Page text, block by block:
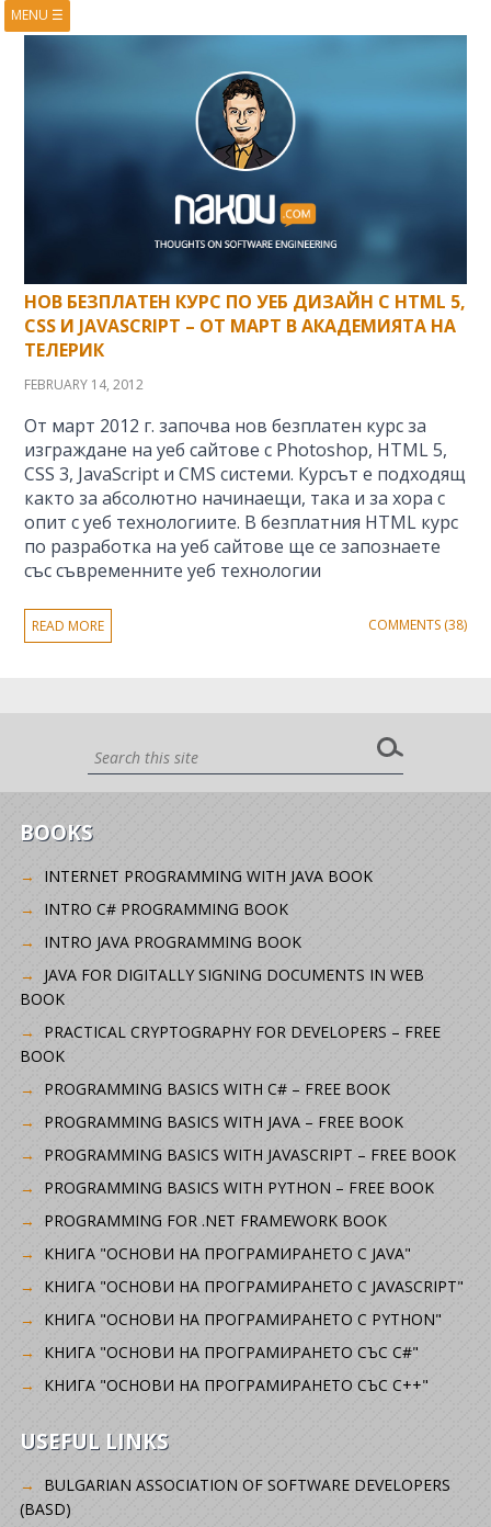
MENU ☰
НОВ БЕЗПЛАТЕН КУРС ПО УЕБ ДИЗАЙН С HTML 5,
CSS И JAVASCRIPT – ОТ МАРТ В АКАДЕМИЯТА НА
ТЕЛЕРИК
FEBRUARY 14, 2012
От март 2012 г. започва нов безплатен курс за
изграждане на уеб сайтове с Photoshop, HTML 5,
CSS 3, JavaScript и CMS системи. Курсът е подходящ
както за абсолютно начинаещи, така и за хора с
опит с уеб технологиите. В безплатния HTML курс
по разработка на уеб сайтове ще се запознаете
със съвременните уеб технологии
READ MORE COMMENTS (38)
BOOKS
INTERNET PROGRAMMING WITH JAVA BOOK
INTRO C# PROGRAMMING BOOK
INTRO JAVA PROGRAMMING BOOK
JAVA FOR DIGITALLY SIGNING DOCUMENTS IN WEB
BOOK
PRACTICAL CRYPTOGRAPHY FOR DEVELOPERS – FREE
BOOK
PROGRAMMING BASICS WITH C# – FREE BOOK
PROGRAMMING BASICS WITH JAVA – FREE BOOK
PROGRAMMING BASICS WITH JAVASCRIPT – FREE BOOK
PROGRAMMING BASICS WITH PYTHON – FREE BOOK
PROGRAMMING FOR .NET FRAMEWORK BOOK
КНИГА "ОСНОВИ НА ПРОГРАМИРАНЕТО С JAVA"
КНИГА "ОСНОВИ НА ПРОГРАМИРАНЕТО С JAVASCRIPT"
КНИГА "ОСНОВИ НА ПРОГРАМИРАНЕТО С PYTHON"
КНИГА "ОСНОВИ НА ПРОГРАМИРАНЕТО СЪС C#"
КНИГА "ОСНОВИ НА ПРОГРАМИРАНЕТО СЪС C++"
USEFUL LINKS
BULGARIAN ASSOCIATION OF SOFTWARE DEVELOPERS
(BASD)